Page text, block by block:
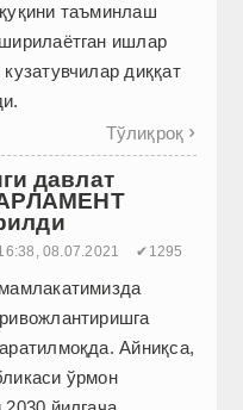
таъминлаш
ишлар
диққат
Тўлиқроқ 
давлат
08.07.2021 ✔1295
Айниқса,
ўрмон